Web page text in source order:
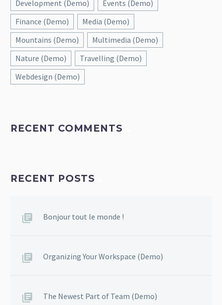
Development (Demo)
Events (Demo)
Finance (Demo)
Media (Demo)
Mountains (Demo)
Multimedia (Demo)
Nature (Demo)
Travelling (Demo)
Webdesign (Demo)
RECENT COMMENTS
RECENT POSTS
Bonjour tout le monde !
Organizing Your Workspace (Demo)
The Newest Part of Team (Demo)